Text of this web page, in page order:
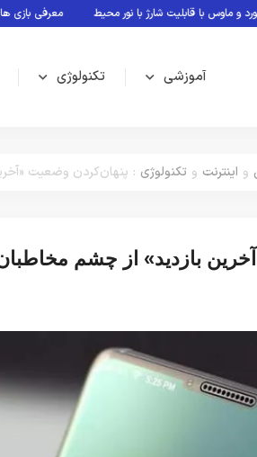
ماوس با قابلیت شارژ با نور محیط معرفی بازی های
آموزشی تکنولوژی
و اینترنت و تکنولوژی : پنهان‌کردن وضعیت
بازدید» از چشم